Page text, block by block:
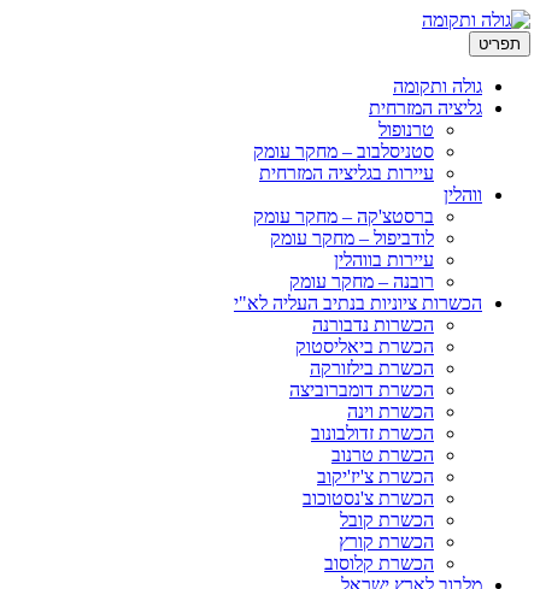
גולה ותקומה
גליציה המזרחית
טרנופול
סטניסלבוב – מחקר עומק
עיירות בגליציה המזרחית
ווהלין
ברסטצ'קה – מחקר עומק
לודביפול – מחקר עומק
עיירות בווהלין
רובנה – מחקר עומק
הכשרות ציוניות בנתיב העליה לא"י
הכשרות נדבורנה
הכשרת ביאליסטוק
הכשרת בילזורקה
הכשרת דומברוביצה
הכשרת וינה
הכשרת זדולבונוב
הכשרת טרנוב
הכשרת צ'יז'יקוב
הכשרת צ'נסטוכוב
הכשרת קובל
הכשרת קורץ
הכשרת קלוסוב
מלבוב לארץ ישראל